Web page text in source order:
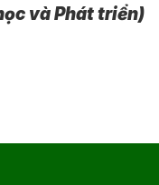
và Phát triển)